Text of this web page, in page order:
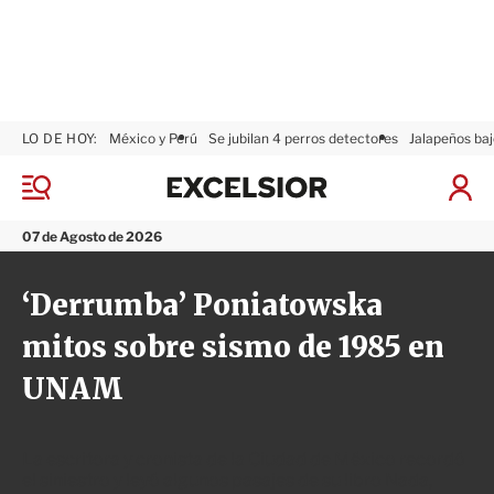
M
n
ú
07 de Agosto de 2026
LO DE HOY: México y Perú Se jubilan 4 perros detectores Jalapeños
I
x
l
i
o
r
‘Derrumba’ Poniatowska
mitos sobre sismo de 1985 en
UNAM